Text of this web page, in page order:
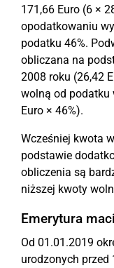
171,66 Euro (6 ×
opodatkowaniu
podatku 46%.
obliczana na
2008 roku (26,42
wolną od podatku
Euro × 46%).
Wcześniej kwota
podstawie
obliczenia są
niższej kwoty
Emerytura
Od 01.01.2019
urodzonych przed